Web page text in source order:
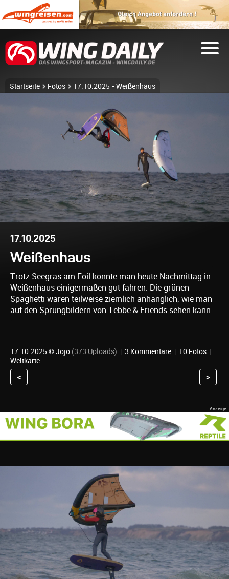
Startseite Fotos 17.10.2025 - Weißenhaus
17.10.2025
Weißenhaus
Trotz Seegras am Foil konnte man heute Nachmittag in
Weißenhaus einigermaßen gut fahren. Die grünen
Spaghetti waren teilweise ziemlich anhänglich, wie man
auf den Sprungbildern von Tebbe & Friends sehen kann.
17.10.2025 ©Jojo (373 Uploads) | 3 Kommentare | 10 Fotos |
Weltkarte
< >